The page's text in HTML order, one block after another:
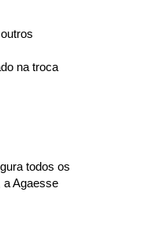
na troca
todos os
a Agaesse